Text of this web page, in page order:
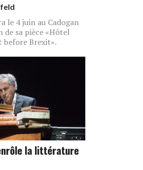
le 4 juin au Cadogan
sa pièce «Hôtel
before Brexit».
la littérature